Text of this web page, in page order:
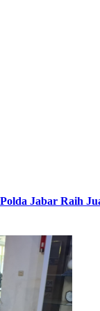
Jabar Raih